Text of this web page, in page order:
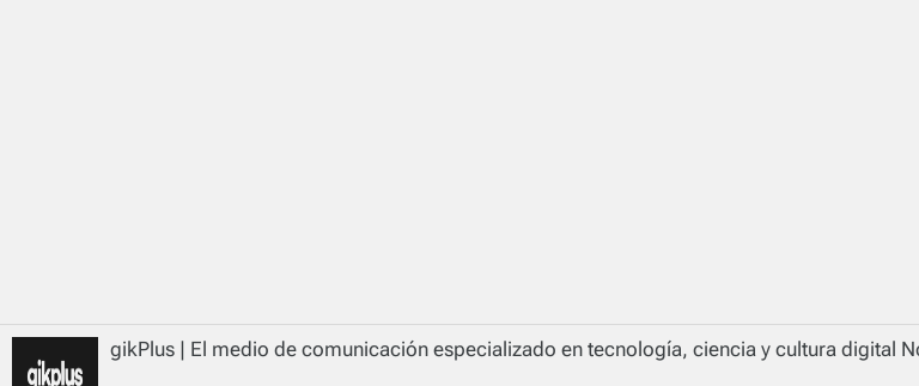
gikPlus | El medio de comunicación especializado en tecnología, ciencia y cultura digital